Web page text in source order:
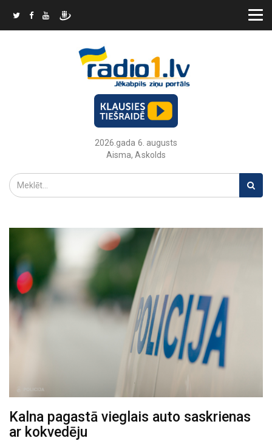
2026.gada 6. augusts
Aisma, Askolds
Kalna pagastā vieglais auto saskrienas
ar kokvedēju